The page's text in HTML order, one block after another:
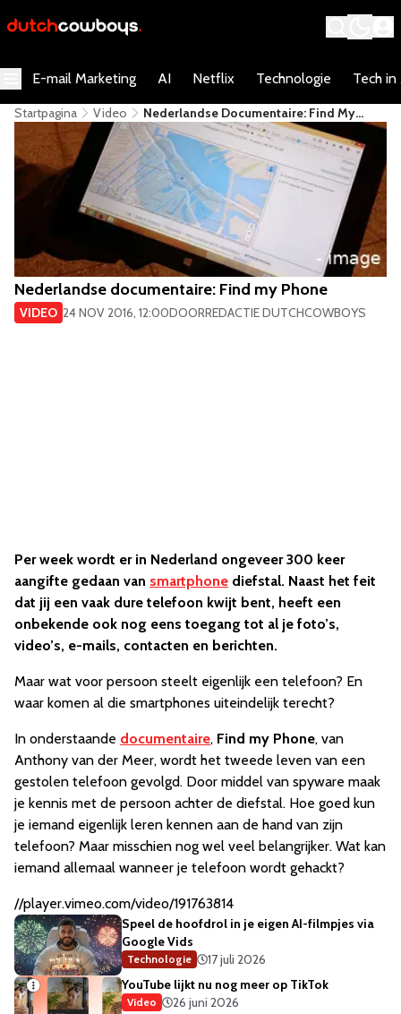
E-mail Marketing AI Netflix Technologie Tech in
Startpagina Video
Nederlandse Documentaire: Find My
Phone
Nederlandse documentaire: Find my Phone
VIDEO 24 NOV 2016, 12:00DOORREDACTIE DUTCHCOWBOYS
Per week wordt er in Nederland ongeveer 300 keer
aangifte gedaan van smartphone diefstal. Naast het feit
dat jij een vaak dure telefoon kwijt bent, heeft een
onbekende ook nog eens toegang tot al je foto’s,
video’s, e-mails, contacten en berichten.
Maar wat voor persoon steelt eigenlijk een telefoon? En
waar komen al die smartphones uiteindelijk terecht?
In onderstaande documentaire, Find my Phone, van
Anthony van der Meer, wordt het tweede leven van een
gestolen telefoon gevolgd. Door middel van spyware maak
je kennis met de persoon achter de diefstal. Hoe goed kun
je iemand eigenlijk leren kennen aan de hand van zijn
telefoon? Maar misschien nog wel veel belangrijker. Wat kan
iemand allemaal wanneer je telefoon wordt gehackt?
//player.vimeo.com/video/191763814
Speel de hoofdrol in je eigen AI-filmpjes via
Google Vids
Technologie
17 juli 2026
YouTube lijkt nu nog meer op TikTok
Video 26 juni 2026